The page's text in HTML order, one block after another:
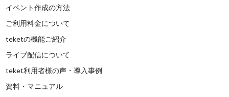
イベント作成の方法
ご利用料金について
teketの機能ご紹介
ライブ配信について
teket利用者様の声・導入事例
資料・マニュアル